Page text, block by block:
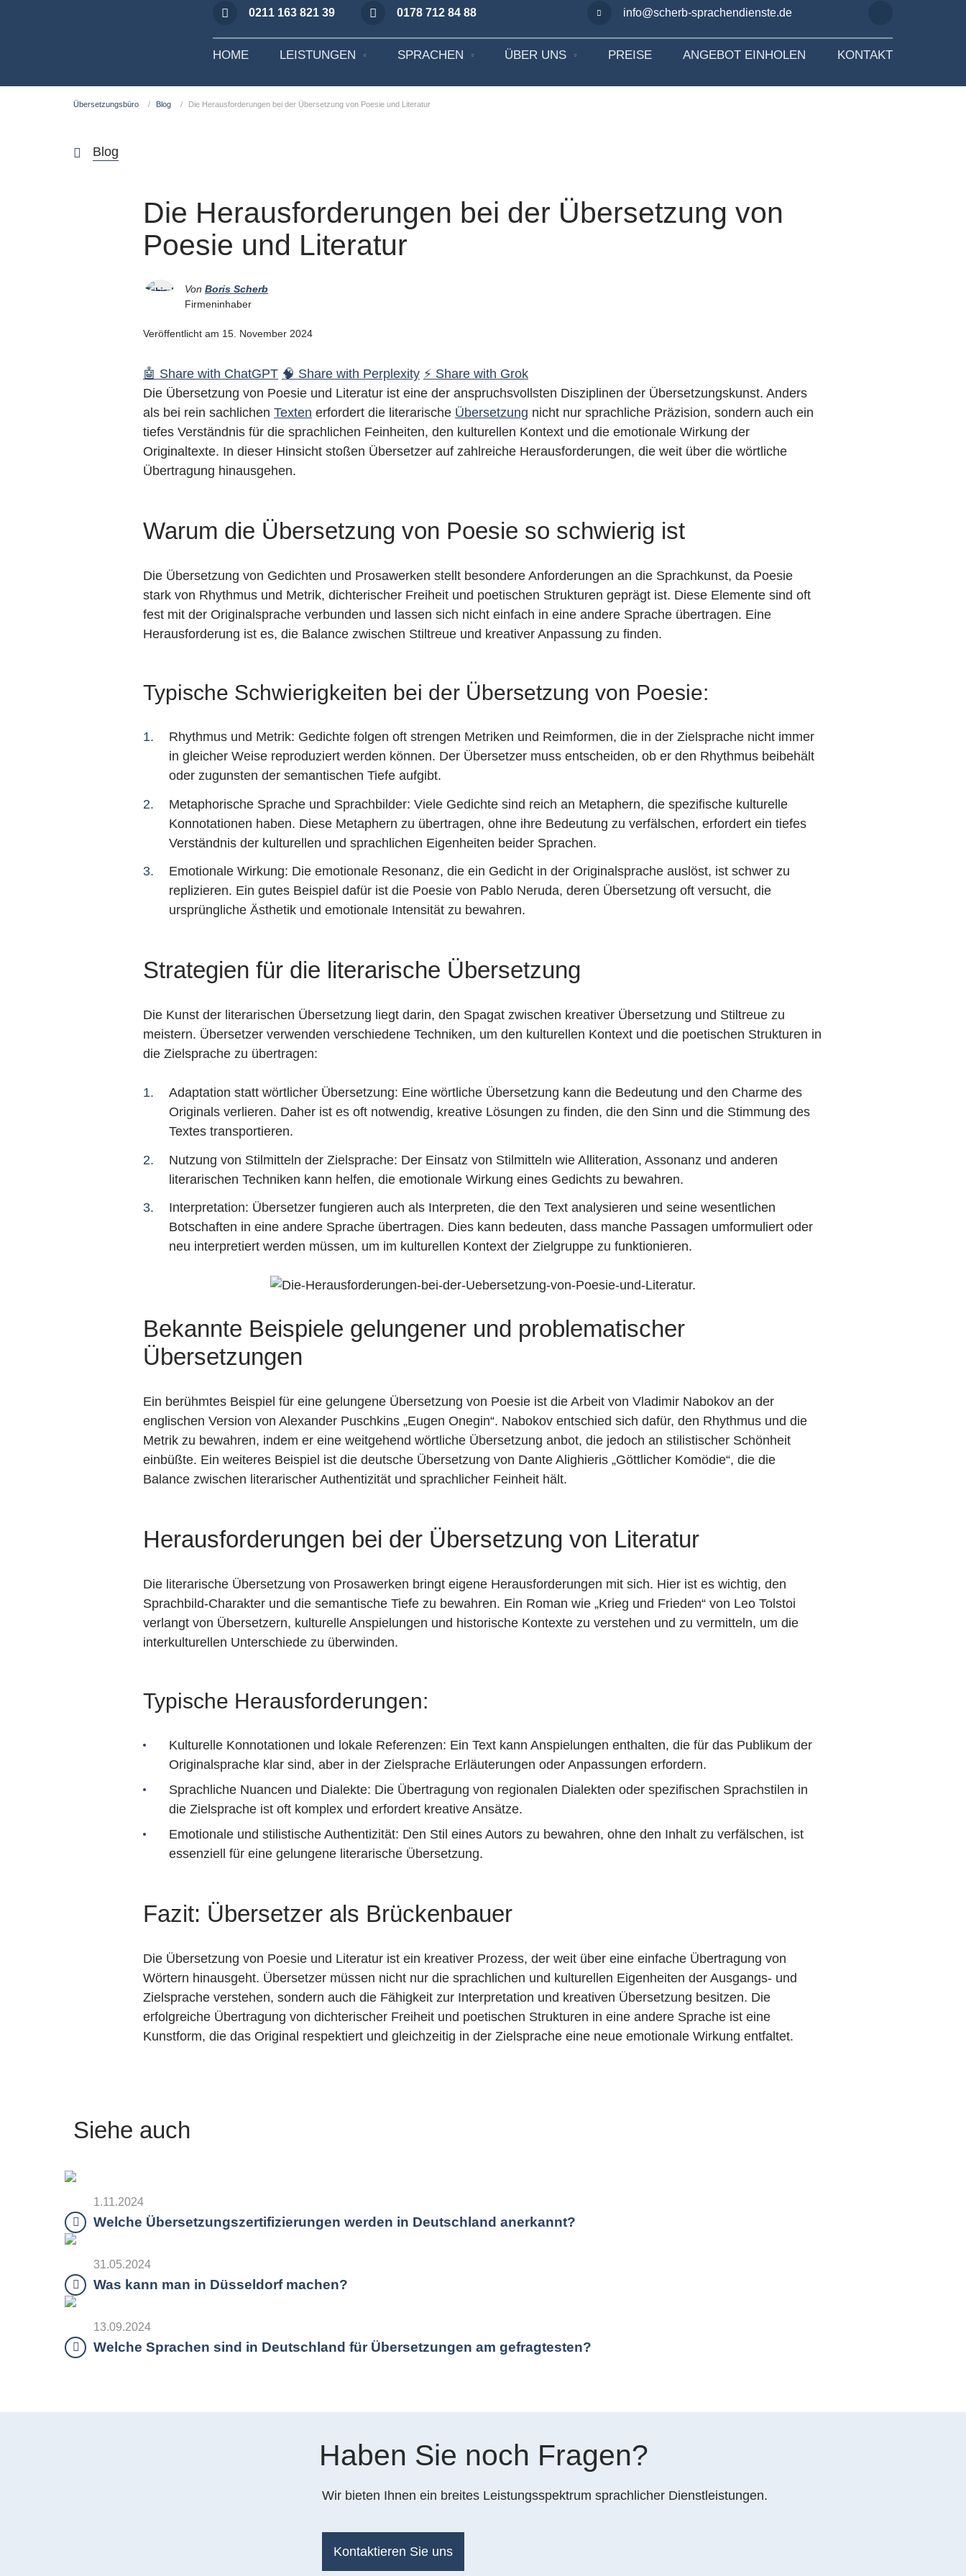
0211 163 821 39 0178 712 84 88 info@scherb-sprachendienste.de
HOME LEISTUNGEN SPRACHEN ÜBER UNS PREISE ANGEBOT EINHOLEN KONTAKT
Übersetzungsbüro Blog Die Herausforderungen bei der Übersetzung von Poesie und Literatur
Blog
Die Herausforderungen bei der Übersetzung von
Poesie und Literatur
Von Boris Scherb
Firmeninhaber
Veröffentlicht am 15. November 2024
🤖 Share with ChatGPT 🧠 Share with Perplexity ⚡ Share with Grok
Die Übersetzung von Poesie und Literatur ist eine der anspruchsvollsten Disziplinen der Übersetzungskunst. Anders
als bei rein sachlichen Texten erfordert die literarische Übersetzung nicht nur sprachliche Präzision, sondern auch ein
tiefes Verständnis für die sprachlichen Feinheiten, den kulturellen Kontext und die emotionale Wirkung der
Originaltexte. In dieser Hinsicht stoßen Übersetzer auf zahlreiche Herausforderungen, die weit über die wörtliche
Übertragung hinausgehen.
Warum die Übersetzung von Poesie so schwierig ist
Die Übersetzung von Gedichten und Prosawerken stellt besondere Anforderungen an die Sprachkunst, da Poesie
stark von Rhythmus und Metrik, dichterischer Freiheit und poetischen Strukturen geprägt ist. Diese Elemente sind oft
fest mit der Originalsprache verbunden und lassen sich nicht einfach in eine andere Sprache übertragen. Eine
Herausforderung ist es, die Balance zwischen Stiltreue und kreativer Anpassung zu finden.
Typische Schwierigkeiten bei der Übersetzung von Poesie:
Rhythmus und Metrik: Gedichte folgen oft strengen Metriken und Reimformen, die in der Zielsprache nicht immer
in gleicher Weise reproduziert werden können. Der Übersetzer muss entscheiden, ob er den Rhythmus beibehält
oder zugunsten der semantischen Tiefe aufgibt.
Metaphorische Sprache und Sprachbilder: Viele Gedichte sind reich an Metaphern, die spezifische kulturelle
Konnotationen haben. Diese Metaphern zu übertragen, ohne ihre Bedeutung zu verfälschen, erfordert ein tiefes
Verständnis der kulturellen und sprachlichen Eigenheiten beider Sprachen.
Emotionale Wirkung: Die emotionale Resonanz, die ein Gedicht in der Originalsprache auslöst, ist schwer zu
replizieren. Ein gutes Beispiel dafür ist die Poesie von Pablo Neruda, deren Übersetzung oft versucht, die
ursprüngliche Ästhetik und emotionale Intensität zu bewahren.
Strategien für die literarische Übersetzung
Die Kunst der literarischen Übersetzung liegt darin, den Spagat zwischen kreativer Übersetzung und Stiltreue zu
meistern. Übersetzer verwenden verschiedene Techniken, um den kulturellen Kontext und die poetischen Strukturen in
die Zielsprache zu übertragen:
Adaptation statt wörtlicher Übersetzung: Eine wörtliche Übersetzung kann die Bedeutung und den Charme des
Originals verlieren. Daher ist es oft notwendig, kreative Lösungen zu finden, die den Sinn und die Stimmung des
Textes transportieren.
Nutzung von Stilmitteln der Zielsprache: Der Einsatz von Stilmitteln wie Alliteration, Assonanz und anderen
literarischen Techniken kann helfen, die emotionale Wirkung eines Gedichts zu bewahren.
Interpretation: Übersetzer fungieren auch als Interpreten, die den Text analysieren und seine wesentlichen
Botschaften in eine andere Sprache übertragen. Dies kann bedeuten, dass manche Passagen umformuliert oder
neu interpretiert werden müssen, um im kulturellen Kontext der Zielgruppe zu funktionieren.
Bekannte Beispiele gelungener und problematischer
Übersetzungen
Ein berühmtes Beispiel für eine gelungene Übersetzung von Poesie ist die Arbeit von Vladimir Nabokov an der
englischen Version von Alexander Puschkins „Eugen Onegin“. Nabokov entschied sich dafür, den Rhythmus und die
Metrik zu bewahren, indem er eine weitgehend wörtliche Übersetzung anbot, die jedoch an stilistischer Schönheit
einbüßte. Ein weiteres Beispiel ist die deutsche Übersetzung von Dante Alighieris „Göttlicher Komödie“, die die
Balance zwischen literarischer Authentizität und sprachlicher Feinheit hält.
Herausforderungen bei der Übersetzung von Literatur
Die literarische Übersetzung von Prosawerken bringt eigene Herausforderungen mit sich. Hier ist es wichtig, den
Sprachbild-Charakter und die semantische Tiefe zu bewahren. Ein Roman wie „Krieg und Frieden“ von Leo Tolstoi
verlangt von Übersetzern, kulturelle Anspielungen und historische Kontexte zu verstehen und zu vermitteln, um die
interkulturellen Unterschiede zu überwinden.
Typische Herausforderungen:
Kulturelle Konnotationen und lokale Referenzen: Ein Text kann Anspielungen enthalten, die für das Publikum der
Originalsprache klar sind, aber in der Zielsprache Erläuterungen oder Anpassungen erfordern.
Sprachliche Nuancen und Dialekte: Die Übertragung von regionalen Dialekten oder spezifischen Sprachstilen in
die Zielsprache ist oft komplex und erfordert kreative Ansätze.
Emotionale und stilistische Authentizität: Den Stil eines Autors zu bewahren, ohne den Inhalt zu verfälschen, ist
essenziell für eine gelungene literarische Übersetzung.
Fazit: Übersetzer als Brückenbauer
Die Übersetzung von Poesie und Literatur ist ein kreativer Prozess, der weit über eine einfache Übertragung von
Wörtern hinausgeht. Übersetzer müssen nicht nur die sprachlichen und kulturellen Eigenheiten der Ausgangs- und
Zielsprache verstehen, sondern auch die Fähigkeit zur Interpretation und kreativen Übersetzung besitzen. Die
erfolgreiche Übertragung von dichterischer Freiheit und poetischen Strukturen in eine andere Sprache ist eine
Kunstform, die das Original respektiert und gleichzeitig in der Zielsprache eine neue emotionale Wirkung entfaltet.
Siehe auch
1.11.2024
Welche Übersetzungszertifizierungen werden in Deutschland anerkannt?
31.05.2024
Was kann man in Düsseldorf machen?
13.09.2024
Welche Sprachen sind in Deutschland für Übersetzungen am gefragtesten?
Haben Sie noch Fragen?
Wir bieten Ihnen ein breites Leistungsspektrum sprachlicher Dienstleistungen.
Kontaktieren Sie uns